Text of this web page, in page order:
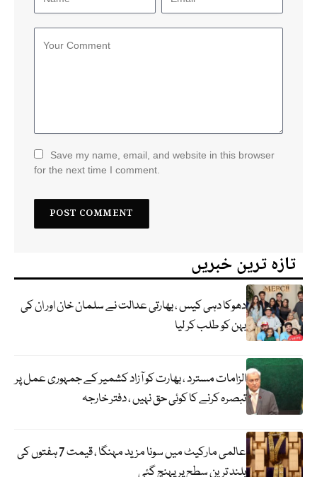
Save my name, email, and website in this browser
for the next time I comment.
تازہ ترین خبریں
دھوکا دہی کیس ، بھارتی عدالت نے سلمان خان اور ان کی
بہن کو طلب کر لیا
الزامات مسترد ، بھارت کو آزاد کشمیر کے جمہوری عمل پر
تبصرہ کرنے کا کوئی حق نہیں ، دفتر خارجہ
عالمی مارکیٹ میں سونا مزید مہنگا ، قیمت 7 ہفتوں کی
بلند ترین سطح پر پہنچ گئی